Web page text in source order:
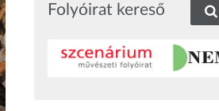
Folyóirat kereső